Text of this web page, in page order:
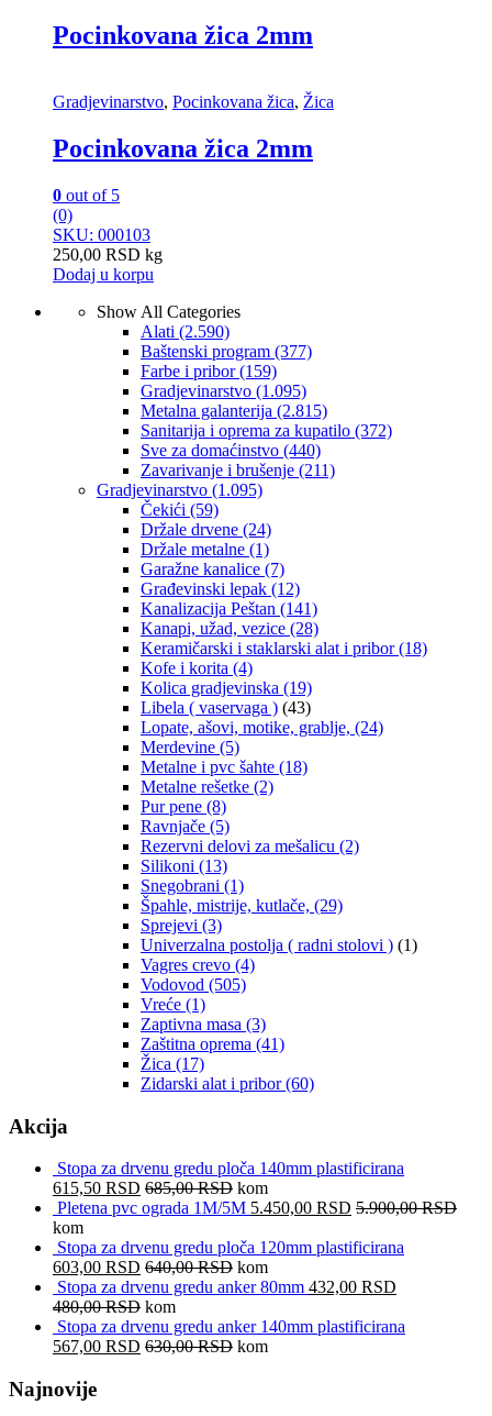
Pocinkovana žica 2mm
Gradjevinarstvo, Pocinkovana žica, Žica
Pocinkovana žica 2mm
0 out of 5
(0)
SKU: 000103
250,00 RSD kg
Dodaj u korpu
Show All Categories
Alati (2.590)
Baštenski program (377)
Farbe i pribor(159)
Gradjevinarstvo (1.095)
Metalna galanterija (2.815)
Sanitarija i oprema za kupatilo (372)
Sve za domaćinstvo (440)
Zavarivanje i brušenje (211)
Gradjevinarstvo (1.095)
Čekići (59)
Držale drvene (24)
Držale metalne (1)
Garažne kanalice (7)
Građevinski lepak (12)
Kanalizacija Peštan (141)
Kanapi, užad, vezice (28)
Keramičarski i staklarski alat i pribor(18)
Kofe i korita (4)
Kolica gradjevinska (19)
Libela ( vaservaga ) (43)
Lopate, ašovi, motike, grablje, (24)
Merdevine (5)
Metalne i pvc šahte (18)
Metalne rešetke (2)
Pur pene (8)
Ravnjače (5)
Rezervni delovi za mešalicu (2)
Silikoni (13)
Snegobrani (1)
Špahle, mistrije, kutlače, (29)
Sprejevi (3)
Univerzalna postolja ( radni stolovi ) (1)
Vagres crevo (4)
Vodovod (505)
Vreće (1)
Zaptivna masa (3)
Zaštitna oprema (41)
Žica (17)
Zidarski alat i pribor(60)
Akcija
Stopa za drvenu gredu ploča 140mm plastificirana
615,50 RSD 685,00RSD kom
Pletena pvc ograda 1M/5M 5.450,00 RSD 5.900,00RSD
kom
Stopa za drvenu gredu ploča 120mm plastificirana
603,00 RSD 640,00RSD kom
Stopa za drvenu gredu anker 80mm 432,00 RSD
480,00RSD kom
Stopa za drvenu gredu anker 140mm plastificirana
567,00 RSD 630,00RSD kom
Najnovije